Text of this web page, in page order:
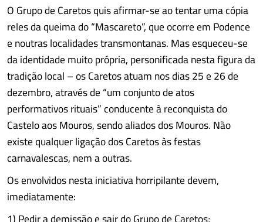
O Grupo de Caretos quis afirmar-se ao tentar uma cópia
reles da queima do “Mascareto”, que ocorre em Podence
e noutras localidades transmontanas. Mas esqueceu-se
da identidade muito própria, personificada nesta figura da
tradição local – os Caretos atuam nos dias 25 e 26 de
dezembro, através de “um conjunto de atos
performativos rituais” conducente à reconquista do
Castelo aos Mouros, sendo aliados dos Mouros. Não
existe qualquer ligação dos Caretos às festas
carnavalescas, nem a outras.
Os envolvidos nesta iniciativa horripilante devem,
imediatamente: